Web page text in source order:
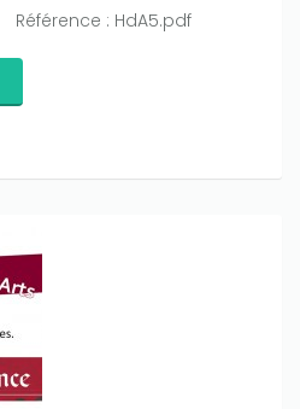
Référence : HdA5.pdf